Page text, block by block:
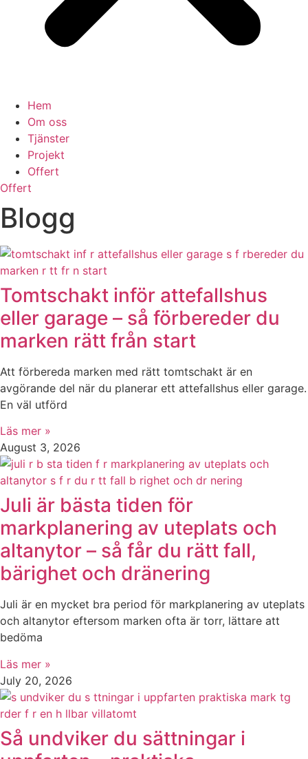
Hem
Om oss
Tjänster
Projekt
Offert
Offert
Blogg
Tomtschakt inför attefallshus
eller garage – så förbereder du
marken rätt från start
Att förbereda marken med rätt tomtschakt är en
avgörande del när du planerar ett attefallshus eller garage.
En väl utförd
Läs mer »
August 3, 2026
Juli är bästa tiden för
markplanering av uteplats och
altanytor – så får du rätt fall,
bärighet och dränering
Juli är en mycket bra period för markplanering av uteplats
och altanytor eftersom marken ofta är torr, lättare att
bedöma
Läs mer »
July 20, 2026
Så undviker du sättningar i